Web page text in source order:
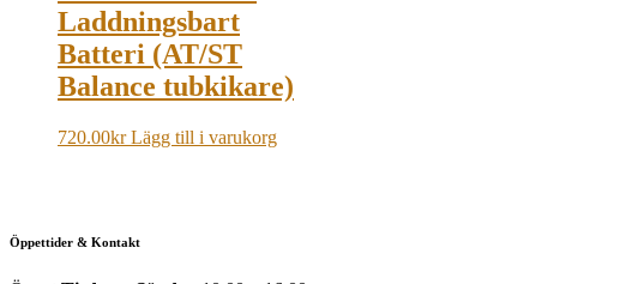
Laddningsbart
Batteri (AT/ST
Balance tubkikare)
720.00kr Lägg till i varukorg
Öppettider & Kontakt